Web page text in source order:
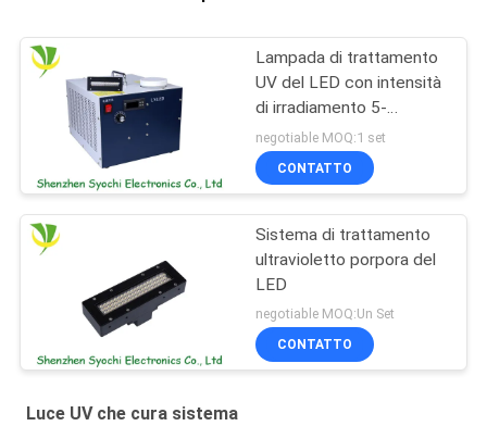
Lampada di trattamento
UV del LED con intensità
di irradiamento 5-
12w/Cm2
negotiable MOQ:1 set
CONTATTO
Sistema di trattamento
ultravioletto porpora del
LED
negotiable MOQ:Un Set
CONTATTO
Luce UV che cura sistema